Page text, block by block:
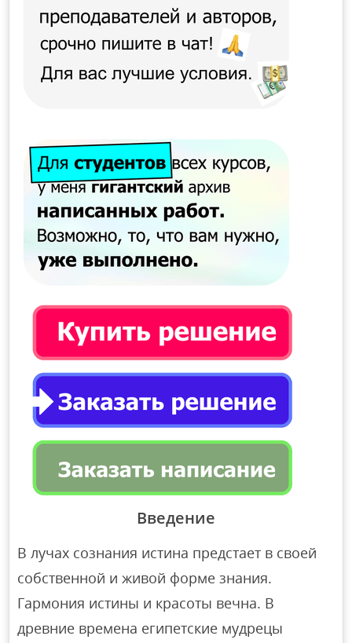
Введение
В лучах сознания истина предстает в своей
собственной и живой форме знания.
Гармония истины и красоты вечна. В
древние времена египетские мудрецы